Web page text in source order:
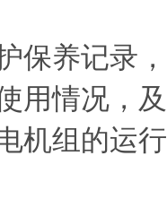
保养记录
用情况，
机组的运